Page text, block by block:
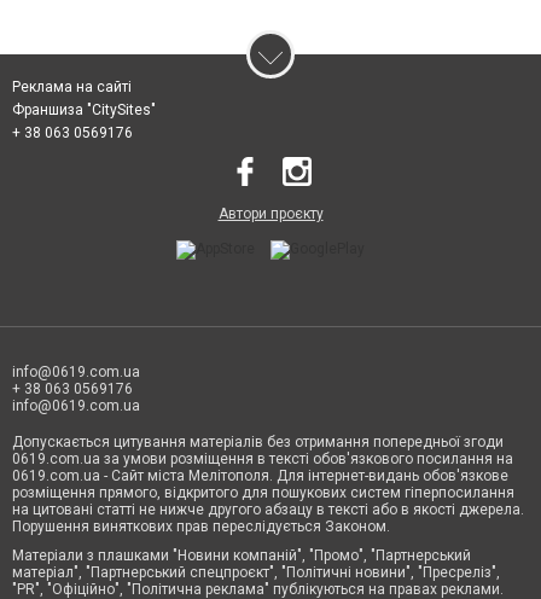
Реклама на сайті
Франшиза "CitySites"
+ 38 063 0569176
Автори проєкту
info@0619.com.ua
+ 38 063 0569176
info@0619.com.ua
Допускається цитування матеріалів без отримання попередньої згоди
0619.com.ua за умови розміщення в тексті обов'язкового посилання на
0619.com.ua - Сайт міста Мелітополя. Для інтернет-видань обов'язкове
розміщення прямого, відкритого для пошукових систем гіперпосилання
на цитовані статті не нижче другого абзацу в тексті або в якості джерела.
Порушення виняткових прав переслідується Законом.
Матеріали з плашками "Новини компаній", "Промо", "Партнерський
матеріал", "Партнерський спецпроєкт", "Політичні новини", "Пресреліз",
"PR", "Офіційно", "Політична реклама" публікуються на правах реклами.